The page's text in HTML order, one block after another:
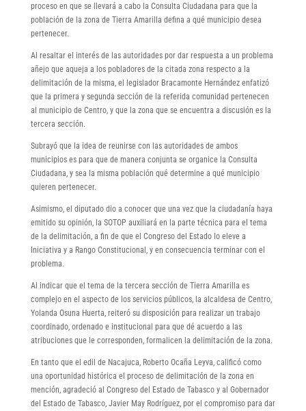
proceso en que se llevará a cabo la Consulta Ciudadana para que la
población de la zona de Tierra Amarilla defina a qué municipio desea
pertenecer.
Al resaltar el interés de las autoridades por dar respuesta a un problema
añejo que aqueja a los pobladores de la citada zona respecto a la
delimitación de la misma, el legislador Bracamonte Hernández enfatizó
que la primera y segunda sección de la referida comunidad pertenecen
al municipio de Centro, y que la zona que se encuentra a discusión es la
tercera sección.
Subrayó que la idea de reunirse con las autoridades de ambos
municipios es para que de manera conjunta se organice la Consulta
Ciudadana, y sea la misma población qué determine a qué municipio
quieren pertenecer.
Asimismo, el diputado dio a conocer que una vez que la ciudadanía haya
emitido su opinión, la SOTOP auxiliará en la parte técnica para el tema
de la delimitación, a fin de que el Congreso del Estado lo eleve a
Iniciativa y a Rango Constitucional, y en consecuencia terminar con el
problema.
Al indicar que el tema de la tercera sección de Tierra Amarilla es
complejo en el aspecto de los servicios públicos, la alcaldesa de Centro,
Yolanda Osuna Huerta, reiteró su disposición para realizar un trabajo
coordinado, ordenado e institucional para que dé acuerdo a las
atribuciones que le corresponden, formalicen la delimitación de la zona.
En tanto que el edil de Nacajuca, Roberto Ocaña Leyva, calificó como
una oportunidad histórica el proceso de delimitación de la zona en
mención, agradeció al Congreso del Estado de Tabasco y al Gobernador
del Estado de Tabasco, Javier May Rodríguez, por el compromiso para dar